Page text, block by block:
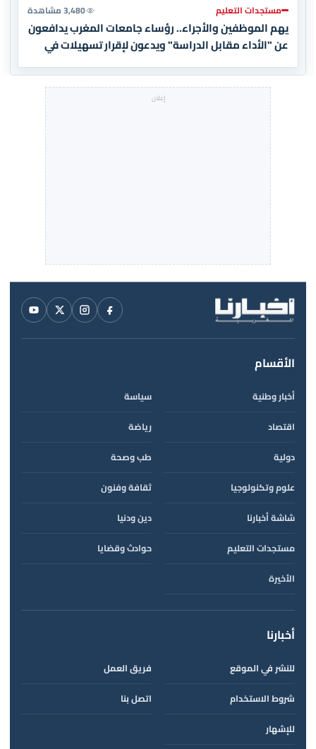
مستجدات التعليم 3,480 مشاهدة
يهم الموظفين والأجراء.. رؤساء جامعات المغرب يدافعون
عن "الأداء مقابل الدراسة" ويدعون لإقرار تسهيلات في
الأقسام
أخبار وطنية
سياسة
اقتصاد
رياضة
دولية
طب وصحة
علوم وتكنولوجيا
ثقافة وفنون
شاشة أخبارنا
دين ودنيا
مستجدات التعليم
حوادث وقضايا
الأخيرة
أخبارنا
للنشر في الموقع
فريق العمل
شروط الاستخدام
اتصل بنا
للإشهار